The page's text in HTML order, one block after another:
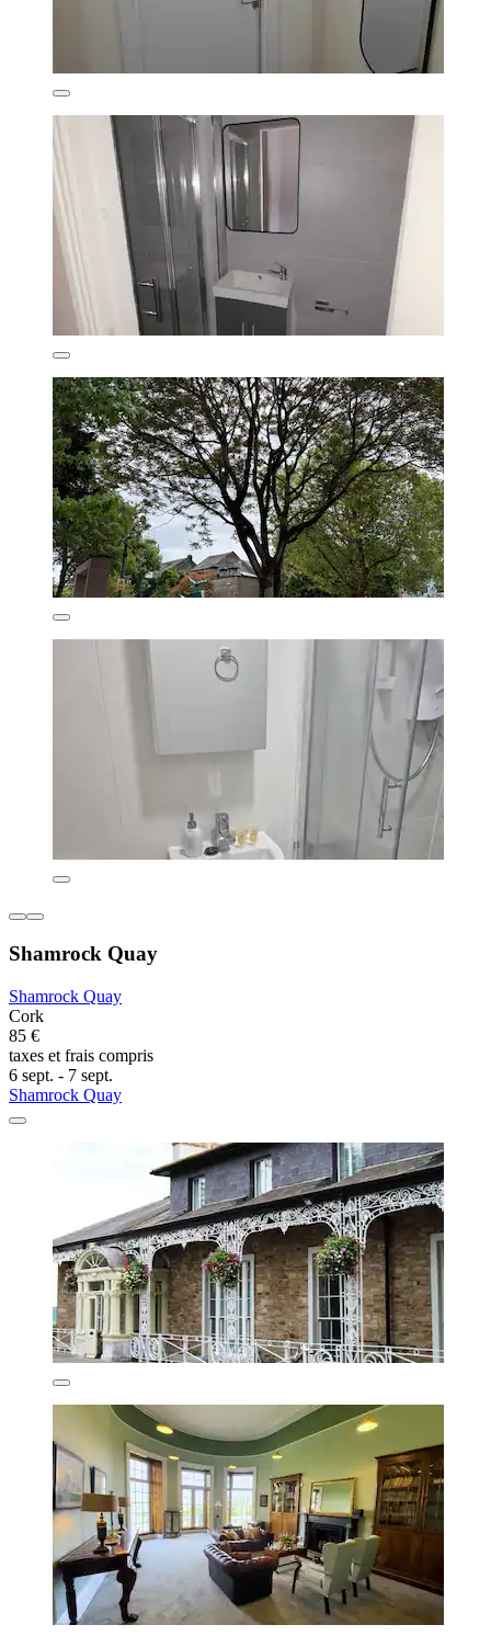
Shamrock Quay
Shamrock Quay
Cork
85 €
taxes et frais compris
6 sept. - 7 sept.
Shamrock Quay